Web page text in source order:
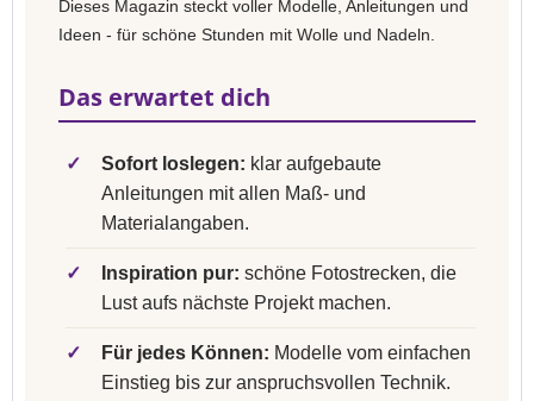
Dieses Magazin steckt voller Modelle, Anleitungen und
Ideen - für schöne Stunden mit Wolle und Nadeln.
Das erwartet dich
✓ Sofort loslegen: klar aufgebaute
Anleitungen mit allen Maß- und
Materialangaben.
✓ Inspiration pur: schöne Fotostrecken, die
Lust aufs nächste Projekt machen.
✓ Für jedes Können: Modelle vom einfachen
Einstieg bis zur anspruchsvollen Technik.